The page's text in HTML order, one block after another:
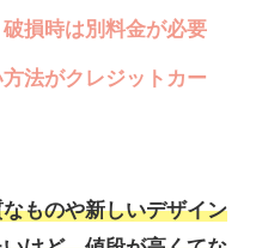
損時は別料金が必要
法がクレジットカー
ものや新しいデザイン